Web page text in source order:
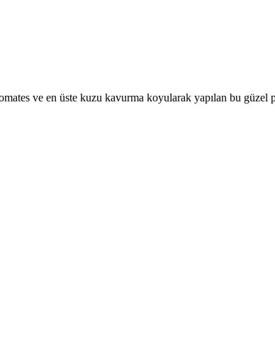
ve en üste kuzu kavurma koyularak yapılan bu